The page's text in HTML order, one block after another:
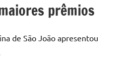
prêmios
de São João apresentou